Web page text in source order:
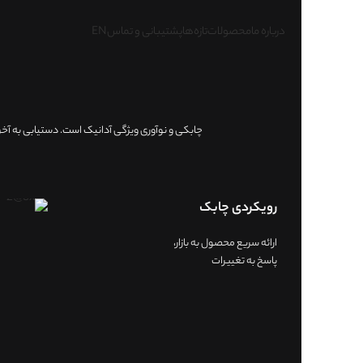
درباره مامحصولاتتازه‌هاپشتیبانی و تماسEN
چابکی و نوآوری ویژگی آدانیک است. دستیابی به
رویکردی چابک
ارائه سریع محصول به بازار،
پاسخ به تغییرات